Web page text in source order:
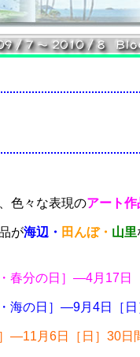
色々な表現のアート作
が海辺・ 田んぼ・ 山里
春分の日］—4月17日
海の日］—9月4日［日
—11月6日［日］30日